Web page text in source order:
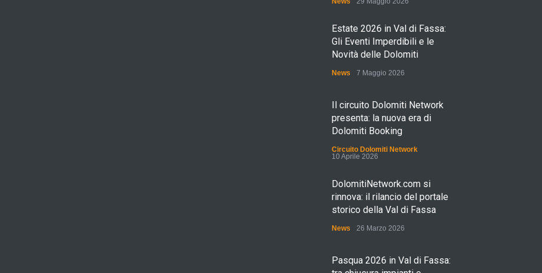
Estate 2026 in Val di Fassa:
Gli Eventi Imperdibili e le
Novità delle Dolomiti
News 7 Maggio 2026
Il circuito Dolomiti Network
presenta: la nuova era di
Dolomiti Booking
Circuito Dolomiti Network
10 Aprile 2026
DolomitiNetwork.com si
rinnova: il rilancio del portale
storico della Val di Fassa
News 26 Marzo 2026
Pasqua 2026 in Val di Fassa: